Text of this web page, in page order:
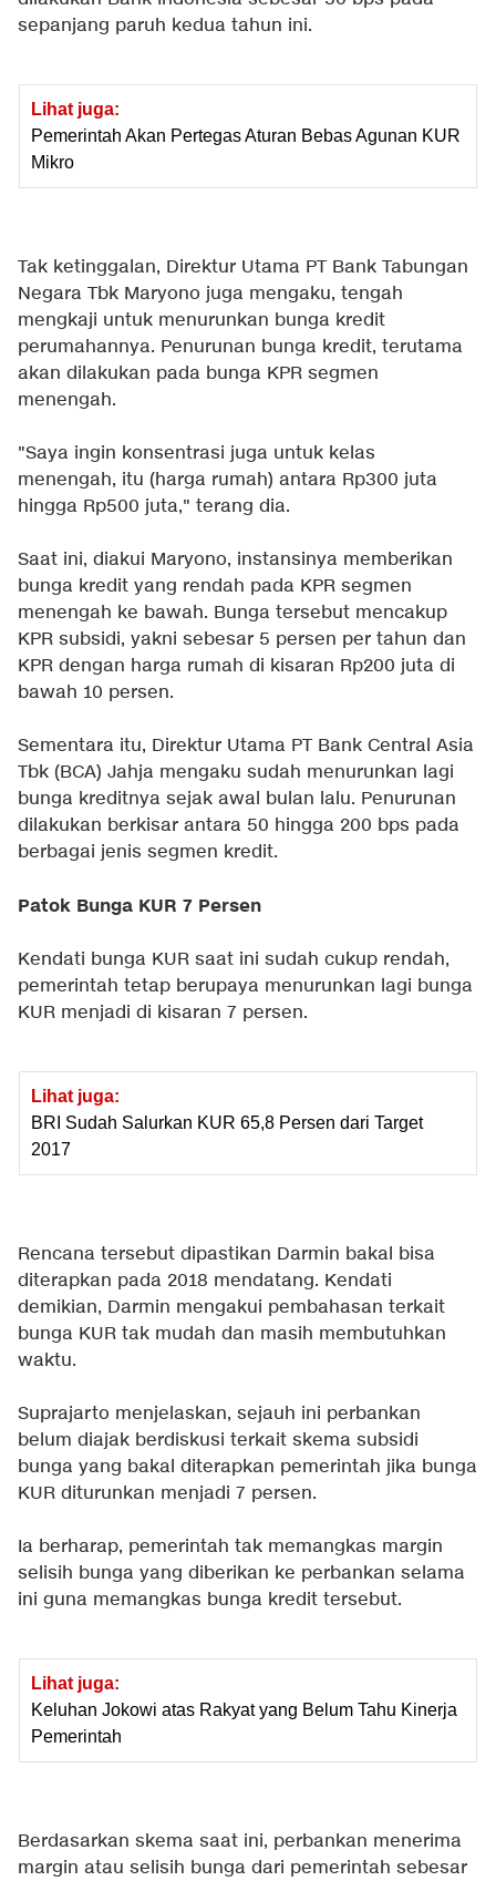
sepanjang paruh kedua tahun ini.
Lihat juga:
Pemerintah Akan Pertegas Aturan Bebas Agunan KUR
Mikro
Tak ketinggalan, Direktur Utama PT Bank Tabungan
Negara Tbk Maryono juga mengaku, tengah
mengkaji untuk menurunkan bunga kredit
perumahannya. Penurunan bunga kredit, terutama
akan dilakukan pada bunga KPR segmen
menengah.
"Saya ingin konsentrasi juga untuk kelas
menengah, itu (harga rumah) antara Rp300 juta
hingga Rp500 juta," terang dia.
Saat ini, diakui Maryono, instansinya memberikan
bunga kredit yang rendah pada KPR segmen
menengah ke bawah. Bunga tersebut mencakup
KPR subsidi, yakni sebesar 5 persen per tahun dan
KPR dengan harga rumah di kisaran Rp200 juta di
bawah 10 persen.
Sementara itu, Direktur Utama PT Bank Central Asia
Tbk (BCA) Jahja mengaku sudah menurunkan lagi
bunga kreditnya sejak awal bulan lalu. Penurunan
dilakukan berkisar antara 50 hingga 200 bps pada
berbagai jenis segmen kredit.
Patok Bunga KUR 7 Persen
Kendati bunga KUR saat ini sudah cukup rendah,
pemerintah tetap berupaya menurunkan lagi bunga
KUR menjadi di kisaran 7 persen.
Lihat juga:
BRI Sudah Salurkan KUR 65,8 Persen dari Target
2017
Rencana tersebut dipastikan Darmin bakal bisa
diterapkan pada 2018 mendatang. Kendati
demikian, Darmin mengakui pembahasan terkait
bunga KUR tak mudah dan masih membutuhkan
waktu.
Suprajarto menjelaskan, sejauh ini perbankan
belum diajak berdiskusi terkait skema subsidi
bunga yang bakal diterapkan pemerintah jika bunga
KUR diturunkan menjadi 7 persen.
Ia berharap, pemerintah tak memangkas margin
selisih bunga yang diberikan ke perbankan selama
ini guna memangkas bunga kredit tersebut.
Lihat juga:
Keluhan Jokowi atas Rakyat yang Belum Tahu Kinerja
Pemerintah
Berdasarkan skema saat ini, perbankan menerima
margin atau selisih bunga dari pemerintah sebesar